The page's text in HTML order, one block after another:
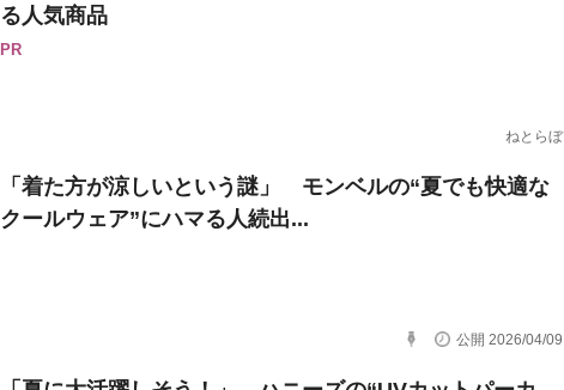
る人気商品
PR
ねとらぼ
「着た方が涼しいという謎」 モンベルの“夏でも快適な
クールウェア”にハマる人続出...
公開 2026/04/09